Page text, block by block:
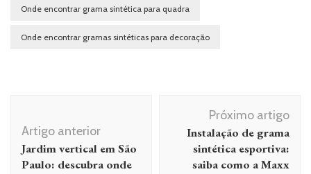
Onde encontrar grama sintética para quadra
Onde encontrar gramas sintéticas para decoração
Artigo anterior
Jardim vertical em São
Paulo: descubra onde
Próximo artigo
Instalação de grama
sintética esportiva:
saiba como a Maxx